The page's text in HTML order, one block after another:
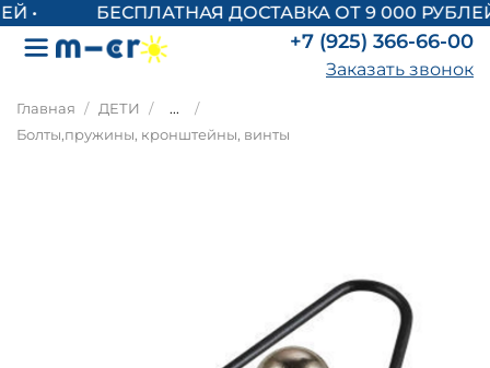
БЕСПЛАТНАЯ ДОСТАВКА ОТ 9 000 РУБЛЕЙ
+7 (925) 366-66-00
Заказать звонок
Главная ДЕТИ
...
Болты,пружины, кронштейны, винты